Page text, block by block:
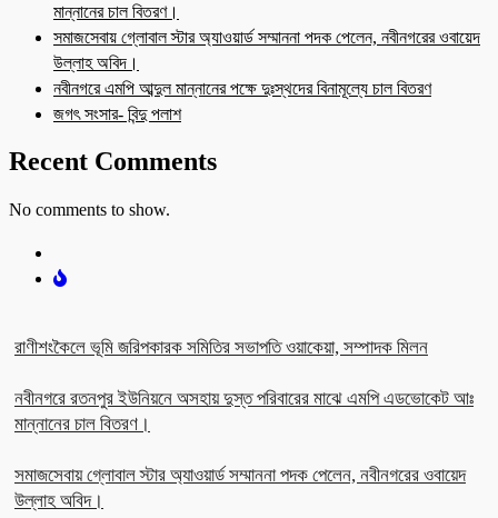
মান্নানের চাল বিতরণ।
সমাজসেবায় গ্লোবাল স্টার অ্যাওয়ার্ড সম্মাননা পদক পেলেন, নবীনগরের ওবায়েদ
উল্লাহ অবিদ।
নবীনগরে এমপি আব্দুল মান্নানের পক্ষে দুঃস্থদের বিনামূল্যে চাল বিতরণ
জগৎ সংসার- বিন্দু পলাশ
Recent Comments
No comments to show.
রাণীশংকৈলে ভূমি জরিপকারক সমিতির সভাপতি ওয়াকেয়া, সম্পাদক মিলন
নবীনগরে রতনপুর ইউনিয়নে অসহায় দুস্ত পরিবারের মাঝে এমপি এডভোকেট আঃ
মান্নানের চাল বিতরণ।
সমাজসেবায় গ্লোবাল স্টার অ্যাওয়ার্ড সম্মাননা পদক পেলেন, নবীনগরের ওবায়েদ
উল্লাহ অবিদ।